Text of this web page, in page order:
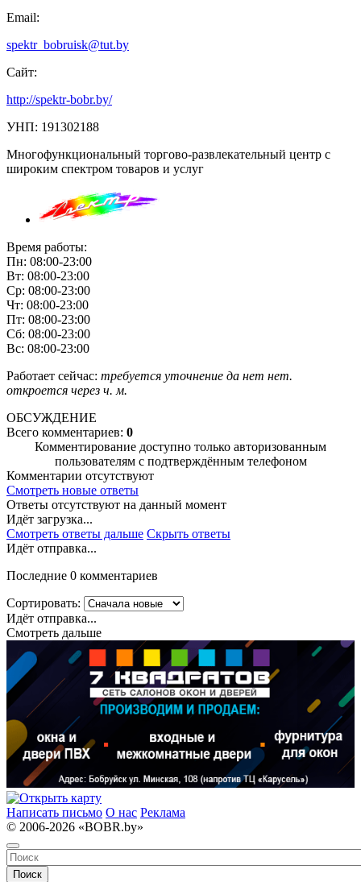
Email:
spektr_bobruisk@tut.by
Сайт:
http://spektr-bobr.by/
УНП: 191302188
Многофункциональный торгово-развлекательный центр с
широким спектром товаров и услуг
Время работы:
Пн: 08:00-23:00
Вт: 08:00-23:00
Ср: 08:00-23:00
Чт: 08:00-23:00
Пт: 08:00-23:00
Сб: 08:00-23:00
Вс: 08:00-23:00
Работает сейчас: требуется уточнение да нет нет.
откроется через ч. м.
ОБСУЖДЕНИЕ
Всего комментариев: 0
Комментирование доступно только авторизованным
пользователям с подтверждённым телефоном
Комментарии отсутствуют
Смотреть новые ответы
Ответы отсутствуют на данный момент
Идёт загрузка...
Смотреть ответы дальше Скрыть ответы
Идёт отправка...
Последние 0 комментариев
Сортировать:
Идёт отправка...
Смотреть дальше
Написать письмо О нас Реклама
© 2006-2026 «BOBR.by»
Поиск